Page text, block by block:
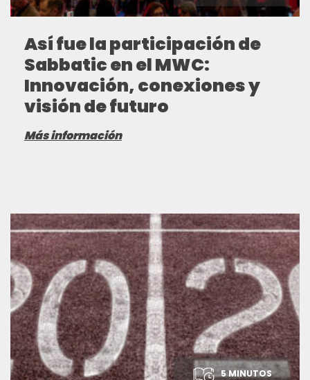
Así fue la participación de
Sabbatic en el MWC:
Innovación, conexiones y
visión de futuro
Más información
5 MINUTOS